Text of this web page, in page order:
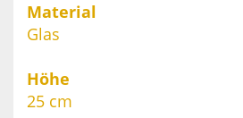
Material
Glas
Höhe
25 cm